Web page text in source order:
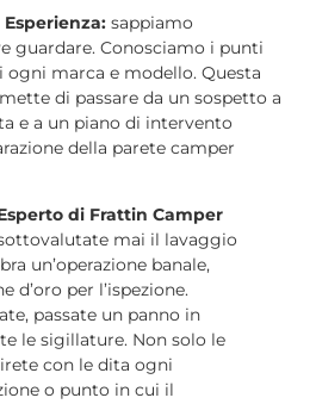
sappiamo
guardare. Conosciamo i punti
ogni marca e modello. Questa
di passare da un sospetto a
e a un piano di intervento
della parete camper
di Frattin Camper
mai il lavaggio
un’operazione banale,
d’oro per l’ispezione.
passate un panno in
le sigillature. Non solo le
con le dita ogni
o punto in cui il